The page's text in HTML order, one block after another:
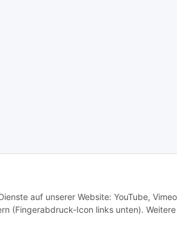
auf unserer Website: YouTube,
(Fingerabdruck-Icon links unten).